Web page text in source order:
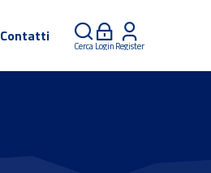
Contatti
CercaLoginRegister